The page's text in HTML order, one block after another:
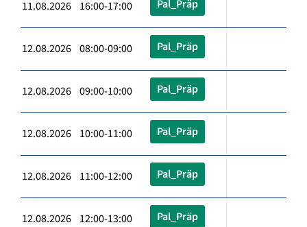
11.08.2026 16:00-17:00 Pal_Präp
12.08.2026 08:00-09:00 Pal_Präp
12.08.2026 09:00-10:00 Pal_Präp
12.08.2026 10:00-11:00 Pal_Präp
12.08.2026 11:00-12:00 Pal_Präp
12.08.2026 12:00-13:00 Pal_Präp